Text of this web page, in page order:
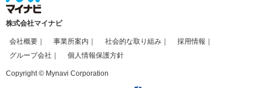
株式会社マイナビ
会社概要 事業所案内 社会的な取り組み
採用情報
グループ会社
個人情報保護方針
Copyright © Mynavi Corporation